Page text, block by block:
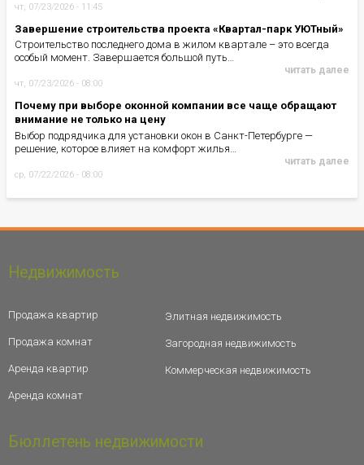
чт, 07/23/2026 - 11:45
Завершение строительства проекта «Квартал-парк УЮТный»
Строительство последнего дома в жилом квартале – это всегда
особый момент. Завершается большой путь…
читать далее
чт, 07/23/2026 - 08:00
Почему при выборе оконной компании все чаще обращают
внимание не только на цену
Выбор подрядчика для установки окон в Санкт-Петербурге —
решение, которое влияет на комфорт жилья…
читать далее
ср, 07/22/2026 - 08:00
Недвижимость
Продажа квартир
Продажа комнат
Аренда квартир
Аренда комнат
Элитная недвижимость
Загородная недвижимость
Коммерческая недвижимость
Бюллетень недвижимости